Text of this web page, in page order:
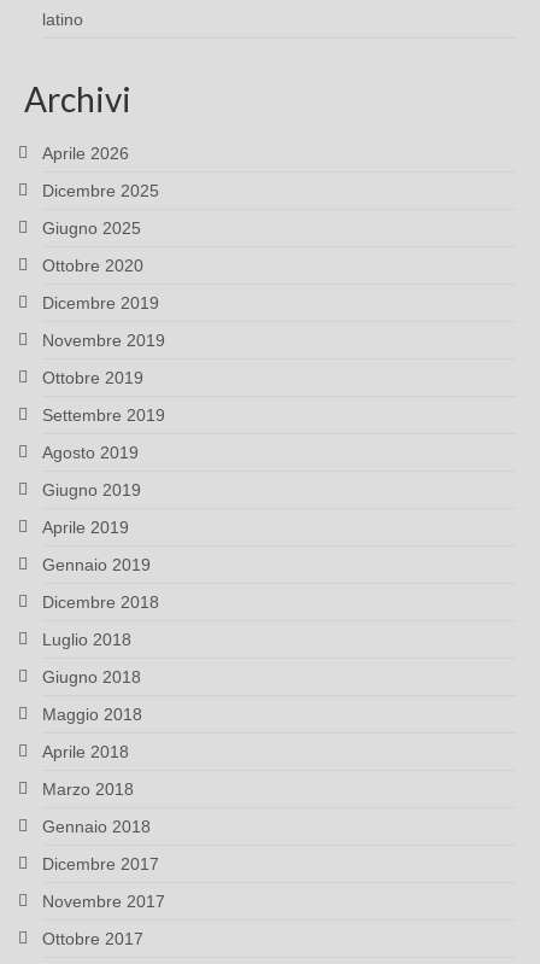
latino
Archivi
Aprile 2026
Dicembre 2025
Giugno 2025
Ottobre 2020
Dicembre 2019
Novembre 2019
Ottobre 2019
Settembre 2019
Agosto 2019
Giugno 2019
Aprile 2019
Gennaio 2019
Dicembre 2018
Luglio 2018
Giugno 2018
Maggio 2018
Aprile 2018
Marzo 2018
Gennaio 2018
Dicembre 2017
Novembre 2017
Ottobre 2017